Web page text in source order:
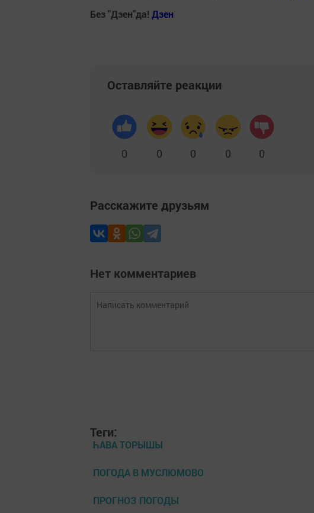
Без "Дзен"да! Дзен
Оставляйте реакции
0 0 0 0 0
Расскажите друзьям
Нет комментариев
Теги:
ҺАВА ТОРЫШЫ
ПОГОДА В МУСЛЮМОВО
ПРОГНОЗ ПОГОДЫ